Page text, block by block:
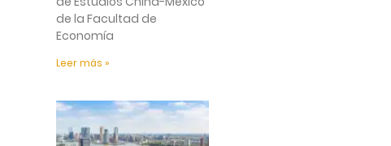
de la Facultad de
Economía
Leer más »